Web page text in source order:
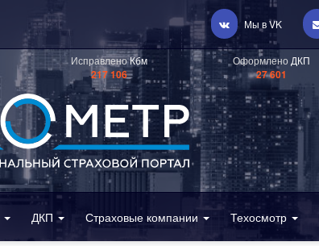
Мы в VK
ИсправленоКбм
217 106
Оформлено ДКП
27 601
ДКП Страховые компании Техосмотр